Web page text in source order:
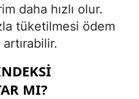
daha hızlı olur.
tüketilmesi ödem
MI?